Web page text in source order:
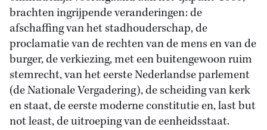
brachten ingrijpende veranderingen: de
afschaffing van het stadhouderschap, de
proclamatie van de rechten van de mens en van de
burger, de verkiezing, met een buitengewoon ruim
stemrecht, van het eerste Nederlandse parlement
(de Nationale Vergadering), de scheiding van kerk
en staat, de eerste moderne constitutie en, last but
not least, de uitroeping van de eenheidsstaat.